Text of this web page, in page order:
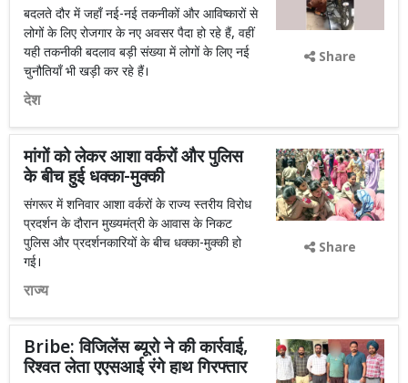
बदलते दौर में जहाँ नई-नई तकनीकों और आविष्कारों से
लोगों के लिए रोजगार के नए अवसर पैदा हो रहे हैं, वहीं
यही तकनीकी बदलाव बड़ी संख्या में लोगों के लिए नई
चुनौतियाँ भी खड़ी कर रहे हैं।
देश
Share
मांगों को लेकर आशा वर्करों और पुलिस
के बीच हुई धक्का-मुक्की
संगरूर में शनिवार आशा वर्करों के राज्य स्तरीय विरोध
प्रदर्शन के दौरान मुख्यमंत्री के आवास के निकट
पुलिस और प्रदर्शनकारियों के बीच धक्का-मुक्की हो
गई।
राज्य
Share
Bribe: विजिलेंस ब्यूरो ने की कार्रवाई,
रिश्वत लेता एएसआई रंगे हाथ गिरफ्तार